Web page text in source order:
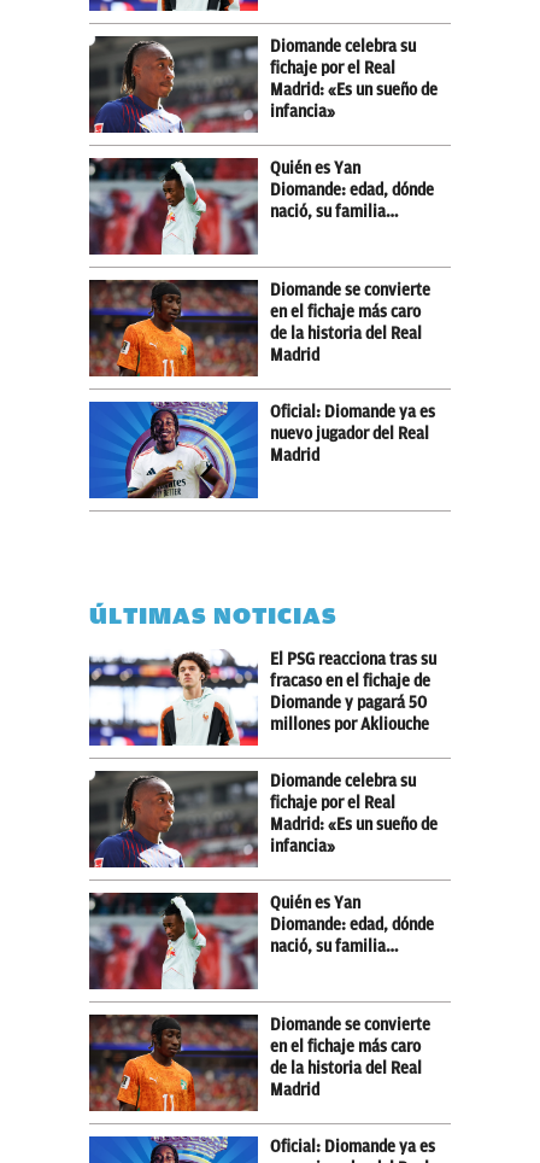
Diomande celebra su
fichaje por el Real
Madrid: «Es un sueño de
infancia»
Quién es Yan
Diomande: edad, dónde
nació, su familia…
Diomande se convierte
en el fichaje más caro
de la historia del Real
Madrid
Oficial: Diomande ya es
nuevo jugador del Real
Madrid
ÚLTIMAS NOTICIAS
El PSG reacciona tras su
fracaso en el fichaje de
Diomande y pagará 50
millones por Akliouche
Diomande celebra su
fichaje por el Real
Madrid: «Es un sueño de
infancia»
Quién es Yan
Diomande: edad, dónde
nació, su familia…
Diomande se convierte
en el fichaje más caro
de la historia del Real
Madrid
Oficial: Diomande ya es